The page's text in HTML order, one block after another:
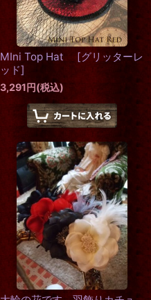
MIni Top Hat [グリッターレ
ッド]
3,291円(税込)